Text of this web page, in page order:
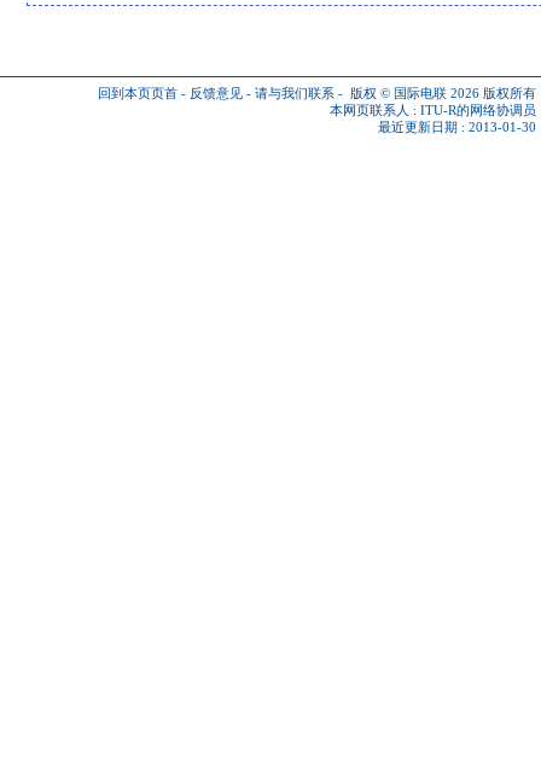
回到本页页首 - 反馈意见 - 请与我们联系 - 版权 © 国际电联 2026 版权所有
本网页联系人 : ITU-R的网络协调员
最近更新日期 : 2013-01-30